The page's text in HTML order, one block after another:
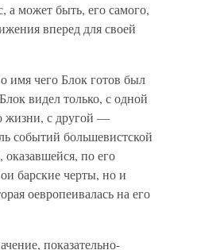
а может быть, его самого,
вперед для своей
имя чего Блок готов был
видел только, с одной
жизни, с другой —
событий большевистской
по его
барские черты, но и
оевропеивалась на его
показательно-